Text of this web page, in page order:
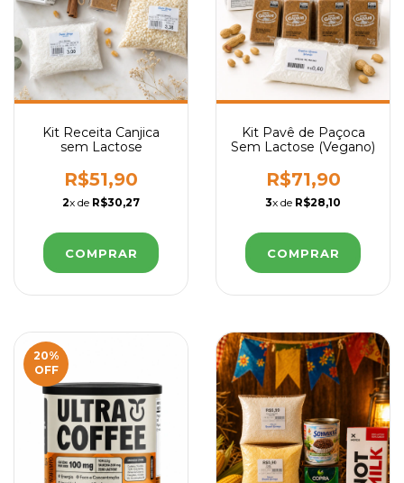
Kit Receita Canjica
sem Lactose
R$51,90
2x de R$30,27
Kit Pavê de Paçoca
Sem Lactose (Vegano)
R$71,90
3x de R$28,10
20%
OFF